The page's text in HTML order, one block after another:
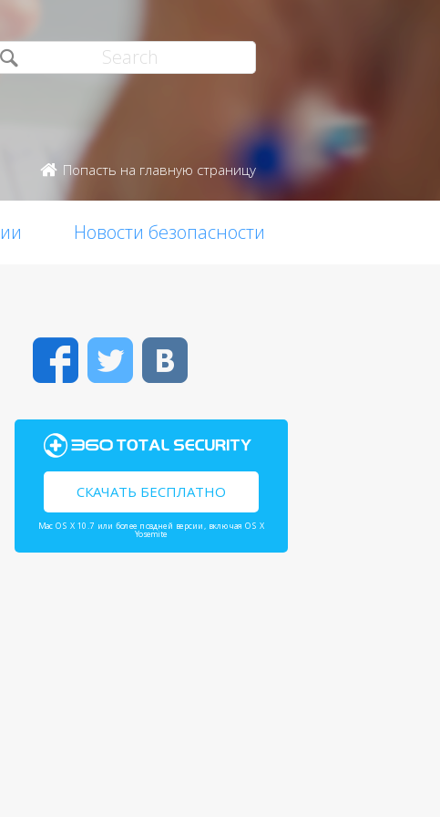
Попасть на главную страницу
Новости безопасности
FacebookTwitter
СКАЧАТЬ БЕСПЛАТНО
Mac OS X 10.7 или более поздней версии, включая OS X
Yosemite